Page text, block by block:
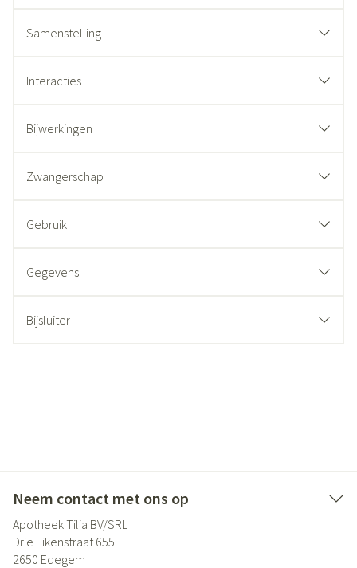
Samenstelling
Interacties
Bijwerkingen
Zwangerschap
Gebruik
Gegevens
Bijsluiter
Neem contact met ons op
Apotheek Tilia BV/SRL
Drie Eikenstraat 655
2650 Edegem